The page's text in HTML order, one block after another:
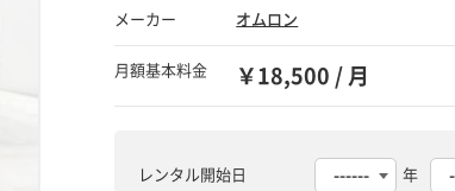
メーカー オムロン
月額基本料金 ￥18,500 / 月
レンタル開始日 年